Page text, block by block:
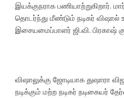
இயக்குநராக பணியாற்றுகிறார்.
தொடர்ந்து மீண்டும் நடிகர்
இசையமைப்பாளர் ஜி.வி. பிரகாஷ்
விஷாலுக்கு ஜோடியாக துஷாரா
நடிக்கும் மற்ற நடிகர் நடிகையர்